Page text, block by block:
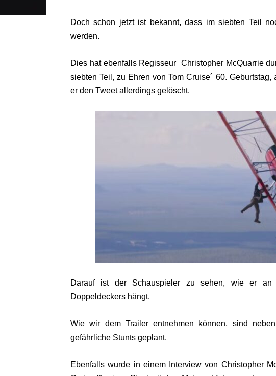
Doch schon jetzt ist bekannt, dass im siebten Teil
werden.
Dies hat ebenfalls Regisseur Christopher McQuarrie
siebten Teil, zu Ehren von Tom Cruise´ 60.
er den Tweet allerdings gelöscht.
Darauf ist der Schauspieler zu sehen, wie er an
Doppeldeckers hängt.
Wie wir dem Trailer entnehmen können, sind
gefährliche Stunts geplant.
Ebenfalls wurde in einem Interview von Christopher